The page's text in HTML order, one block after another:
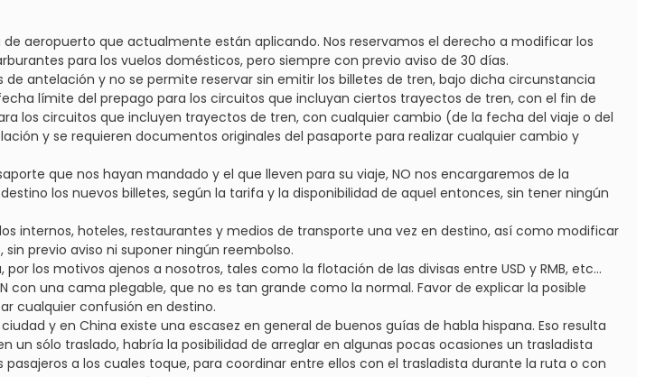
aeropuerto que actualmente están aplicando. Nos reservamos el derecho a modificar los
para los vuelos domésticos, pero siempre con previo aviso de 30 días.
antelación y no se permite reservar sin emitir los billetes de tren, bajo dicha circunstancia
límite del prepago para los circuitos que incluyan ciertos trayectos de tren, con el fin de
los circuitos que incluyen trayectos de tren, con cualquier cambio (de la fecha del viaje o del
y se requieren documentos originales del pasaporte para realizar cualquier cambio y
que nos hayan mandado y el que lleven para su viaje, NO nos encargaremos de la
los nuevos billetes, según la tarifa y la disponibilidad de aquel entonces, sin tener ningún
internos, hoteles, restaurantes y medios de transporte una vez en destino, así como modificar
previo aviso ni suponer ningún reembolso.
los motivos ajenos a nosotros, tales como la flotación de las divisas entre USD y RMB, etc...
con una cama plegable, que no es tan grande como la normal. Favor de explicar la posible
cualquier confusión en destino.
y en China existe una escasez en general de buenos guías de habla hispana. Eso resulta
sólo traslado, habría la posibilidad de arreglar en algunas pocas ocasiones un trasladista
a los cuales toque, para coordinar entre ellos con el trasladista durante la ruta o con